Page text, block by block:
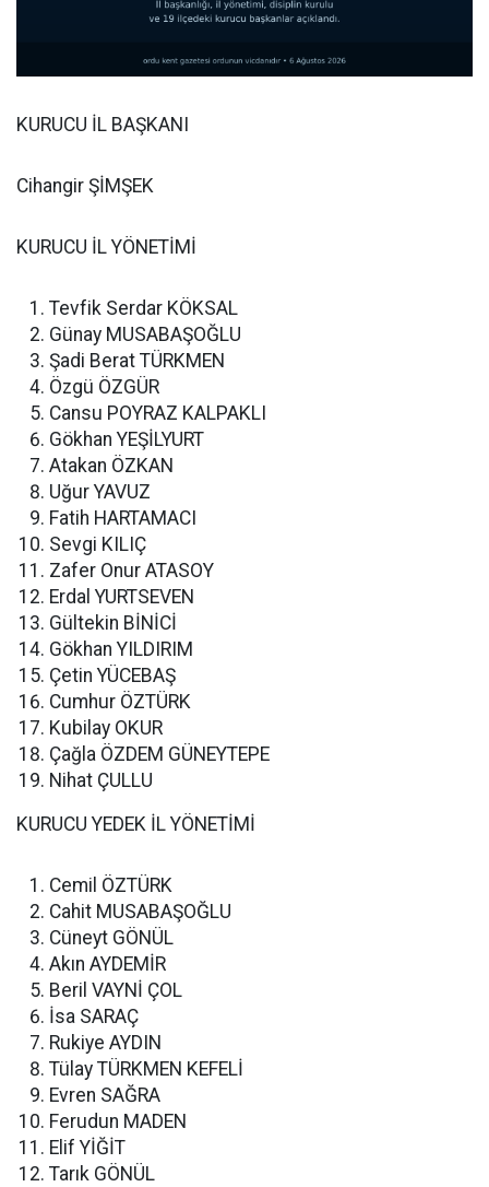
KURUCU İL BAŞKANI
Cihangir ŞİMŞEK
KURUCU İL YÖNETİMİ
Tevfik Serdar KÖKSAL
Günay MUSABAŞOĞLU
Şadi Berat TÜRKMEN
Özgü ÖZGÜR
Cansu POYRAZ KALPAKLI
Gökhan YEŞİLYURT
Atakan ÖZKAN
Uğur YAVUZ
Fatih HARTAMACI
Sevgi KILIÇ
Zafer Onur ATASOY
Erdal YURTSEVEN
Gültekin BİNİCİ
Gökhan YILDIRIM
Çetin YÜCEBAŞ
Cumhur ÖZTÜRK
Kubilay OKUR
Çağla ÖZDEM GÜNEYTEPE
Nihat ÇULLU
KURUCU YEDEK İL YÖNETİMİ
Cemil ÖZTÜRK
Cahit MUSABAŞOĞLU
Cüneyt GÖNÜL
Akın AYDEMİR
Beril VAYNİ ÇOL
İsa SARAÇ
Rukiye AYDIN
Tülay TÜRKMEN KEFELİ
Evren SAĞRA
Ferudun MADEN
Elif YİĞİT
Tarık GÖNÜL